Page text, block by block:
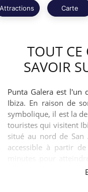
Attractions Carte
TOUT CE
SAVOIR
Punta Galera est l'un
Ibiza. En raison de
symbolique, il est la
touristes qui visitent
situé au nord de San
accessible à partir
minutes pour